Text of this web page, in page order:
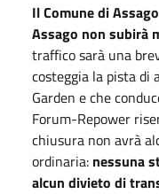
Il Comune di
Assago non subirà
traffico sarà una
costeggia la pista di
Garden e che
Forum-Repower
chiusura non avrà
ordinaria: nessuna
alcun divieto di